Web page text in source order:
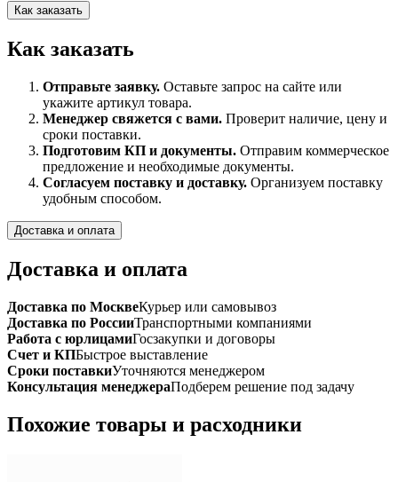
Как заказать
Как заказать
Отправьте заявку. Оставьте запрос на сайте или
укажите артикул товара.
Менеджер свяжется с вами. Проверит наличие, цену и
сроки поставки.
Подготовим КП и документы. Отправим коммерческое
предложение и необходимые документы.
Согласуем поставку и доставку. Организуем поставку
удобным способом.
Доставка и оплата
Доставка и оплата
Доставка по МосквеКурьер или самовывоз
Доставка по РоссииТранспортными компаниями
Работа с юрлицамиГосзакупки и договоры
Счет и КПБыстрое выставление
Сроки поставкиУточняются менеджером
Консультация менеджераПодберем решение под задачу
Похожие товары и расходники